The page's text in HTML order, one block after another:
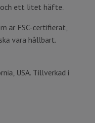
ett litet häfte.
är FSC-certifierat,
vara hållbart.
USA. Tillverkad i